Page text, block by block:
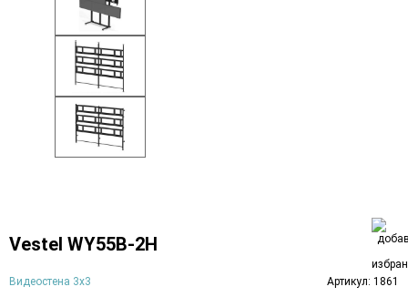
Vestel WY55B-2H
Видеостена 3х3 Артикул: 1861